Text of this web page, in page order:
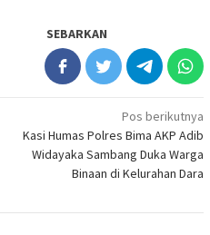
SEBARKAN
Pos berikutnya
Kasi Humas Polres Bima AKP Adib
Widayaka Sambang Duka Warga
Binaan di Kelurahan Dara